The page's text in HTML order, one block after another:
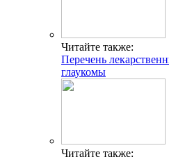
Читайте также:
Перечень
глаукомы
Читайте также: